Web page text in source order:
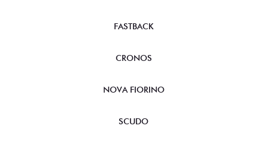
FASTBACK
CRONOS
NOVA FIORINO
SCUDO